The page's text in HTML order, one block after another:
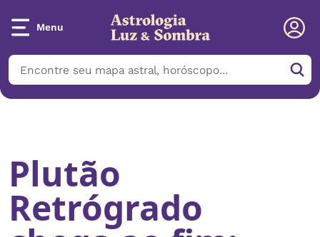
Menu
Início/Notícias/Plutão Retrógrado chega ao fim: dicas para os
Plutão
Retrógrado